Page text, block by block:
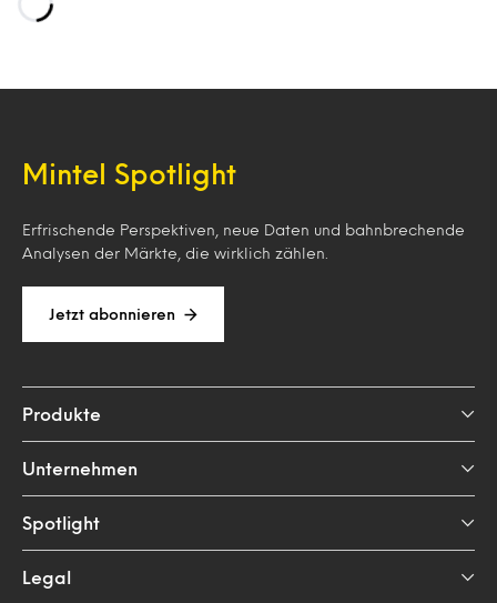
Mintel Spotlight
Erfrischende Perspektiven, neue Daten und bahnbrechende
Analysen der Märkte, die wirklich zählen.
Jetzt abonnieren
Produkte
Unternehmen
Spotlight
Legal